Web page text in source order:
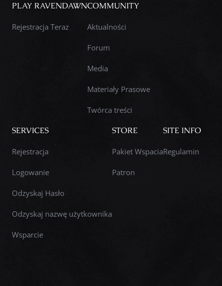
PLAY RAVENDAWN
Rejestracja Teraz
COMMUNITY
Aktualności
Forum
Media
Materiały Prasowe
Twórca treści
SERVICES
Rejestracja
Logowanie
Odzyskaj Hasło
Odzyskaj nazwę użytkownika
Wsparcie
STORE
Pakiet Wspacia
Patron
SITE INFO
Regulamin